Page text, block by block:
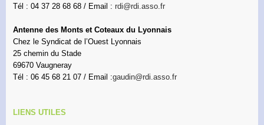
Tél : 04 37 28 68 68 / Email : rdi@rdi.asso.fr
Antenne des Monts et Coteaux du Lyonnais
Chez le Syndicat de l’Ouest Lyonnais
25 chemin du Stade
69670 Vaugneray
Tél : 06 45 68 21 07 / Email :gaudin@rdi.asso.fr
LIENS UTILES